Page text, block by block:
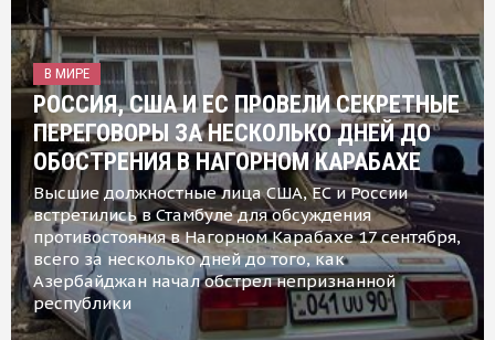
В МИРЕ
РОССИЯ, США И ЕС ПРОВЕЛИ СЕКРЕТНЫЕ
ПЕРЕГОВОРЫ ЗА НЕСКОЛЬКО ДНЕЙ ДО
ОБОСТРЕНИЯ В НАГОРНОМ КАРАБАХЕ
Высшие должностные лица США, ЕС и России
встретились в Стамбуле для обсуждения
противостояния в Нагорном Карабахе 17 сентября,
всего за несколько дней до того, как
Азербайджан начал обстрел непризнанной
республики